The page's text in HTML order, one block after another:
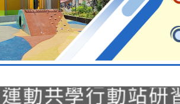
學年度第2次
結果公告(無人
動共學行動站研